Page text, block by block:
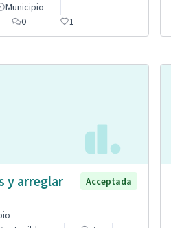
Municipio
0 1
y arreglar
Acceptada